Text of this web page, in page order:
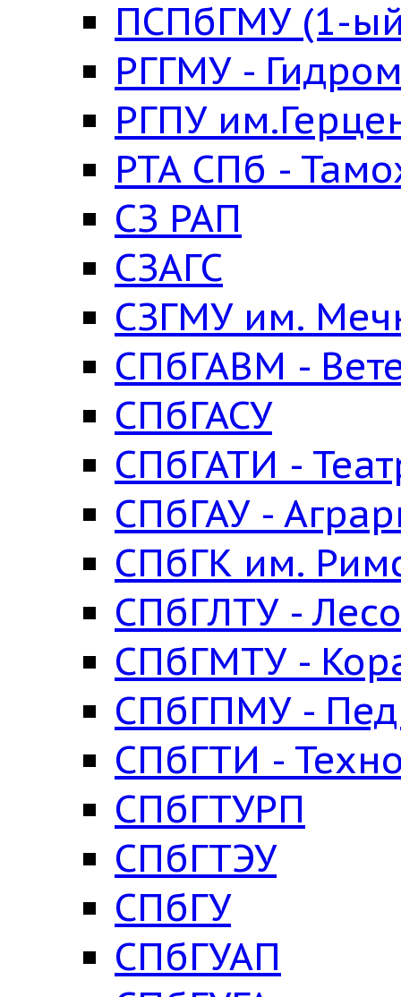
ПСПбГМУ (1-
РГГМУ -
РГПУ
РТА СПб -
СЗ РАП
СЗАГС
СЗГМУ им.
СПбГАВМ -
СПбГАСУ
СПбГАТИ -
СПбГАУ -
СПбГК им.
СПбГЛТУ -
СПбГМТУ -
СПбГПМУ -
СПбГТИ -
СПбГТУРП
СПбГТЭУ
СПбГУ
СПбГУАП